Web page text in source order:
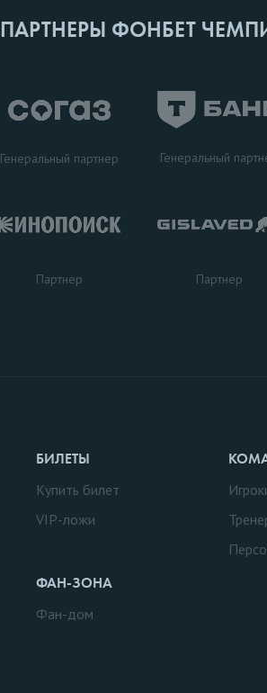
ПАРТНЕРЫ ФОНБЕТ
Генеральный партнер Генеральный
Партнер Партнер
БИЛЕТЫ
Купить билет
VIP-ложи
ФАН-ЗОНА
Фан-дом